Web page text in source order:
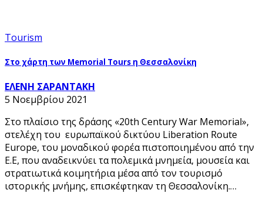
Tourism
Στο χάρτη των Memorial Tours η Θεσσαλονίκη
ΕΛΕΝΗ ΣΑΡΑΝΤΑΚΗ
5 Νοεμβρίου 2021
Στο πλαίσιο της δράσης «20th Century War Memorial»,
στελέχη του ευρωπαϊκού δικτύου Liberation Route
Europe, του μοναδικού φορέα πιστοποιημένου από την
Ε.Ε, που αναδεικνύει τα πολεμικά μνημεία, μουσεία και
στρατιωτικά κοιμητήρια μέσα από τον τουρισμό
ιστορικής μνήμης, επισκέφτηκαν τη Θεσσαλονίκη.…